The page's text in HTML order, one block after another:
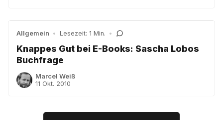
Allgemein • Lesezeit: 1 Min. •
Knappes Gut bei E-Books: Sascha Lobos
Buchfrage
Marcel Weiß
11 Okt. 2010